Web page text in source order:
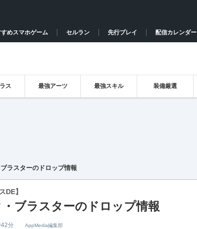
すめスマホゲーム セルラン 先行プレイ 配信カレンダー
ス 最強アーツ 最強スキル 装備厳選
ラスターのドロップ情報
DE】
ブラスターのドロップ情報
分 AppMedia編集部